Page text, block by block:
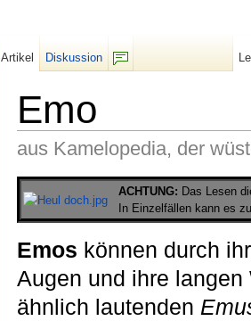
Emo
aus Kamelopedia, der
ACHTUNG: Das Lesen
In Einzelfällen kann es
Emos können durch
Augen und ihre
ähnlich lautenden
Artikel
Diskussion